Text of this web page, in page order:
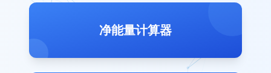
净能量计算器